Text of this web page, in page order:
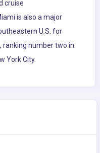
cruise
is also a major
U.S. for
ranking number two in
York City.